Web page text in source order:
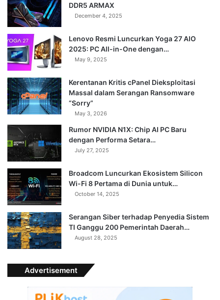
DDR5 ARMAX
December 4, 2025
Lenovo Resmi Luncurkan Yoga 27 AIO
2025: PC All-in-One dengan…
May 9, 2025
Kerentanan Kritis cPanel Dieksploitasi
Massal dalam Serangan Ransomware
“Sorry”
May 3, 2026
Rumor NVIDIA N1X: Chip AI PC Baru
dengan Performa Setara…
July 27, 2025
Broadcom Luncurkan Ekosistem Silicon
Wi-Fi 8 Pertama di Dunia untuk…
October 14, 2025
Serangan Siber terhadap Penyedia Sistem
TI Ganggu 200 Pemerintah Daerah…
August 28, 2025
Advertisement